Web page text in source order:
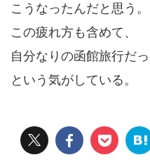
こうなったんだと思う。
この疲れ方も含めて、
自分なりの函館旅行だっ
という気がしている。